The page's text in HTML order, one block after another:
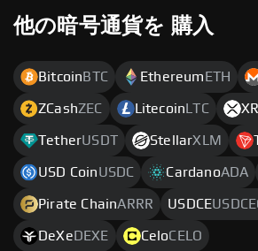
他の暗号通貨を 購入
Bitcoin BTC Ethereum ETH
ZCashZEC Litecoin LTC
TetherUSDT StellarXLM
USD CoinUSDC CardanoADA
Pirate ChainARRR USDCE
DeXe DEXE CeloCELO